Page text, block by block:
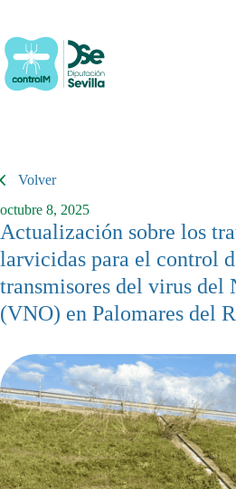
contenido
Volver
octubre 8, 2025
Actualización sobre los
larvicidas para el control
transmisores del virus del
(VNO) en Palomares del